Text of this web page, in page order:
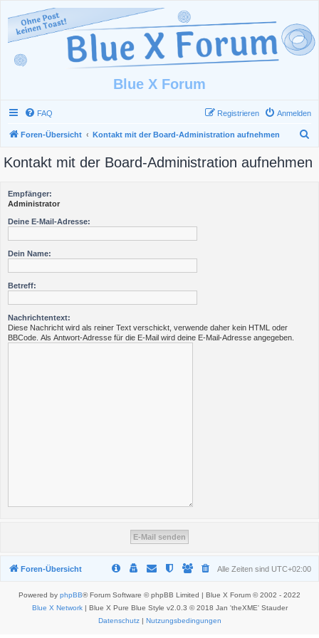
Blue X Forum
FAQ Anmelden
Registrieren
Foren-Übersicht Kontakt mit der Board-Administration aufnehmen
c
Kontakt mit der Board-Administration aufnehmen
Empfänger:
Administrator
Deine E-Mail-Adresse:
Dein Name:
Betreff:
Nachrichtentext:
Diese Nachricht wird als reiner Text verschickt, verwende daher kein HTML oder
BBCode. Als Antwort-Adresse für die E-Mail wird deine E-Mail-Adresse angegeben.
Foren-Übersicht Alle Zeiten sind UTC+02:00
Powered by phpBB® Forum Software © phpBB Limited | Blue X Forum © 2002 - 2022
Blue X Network| Blue X Pure Blue Style v2.0.3 © 2018 Jan 'theXME' Stauder
Datenschutz| Nutzungsbedingungen